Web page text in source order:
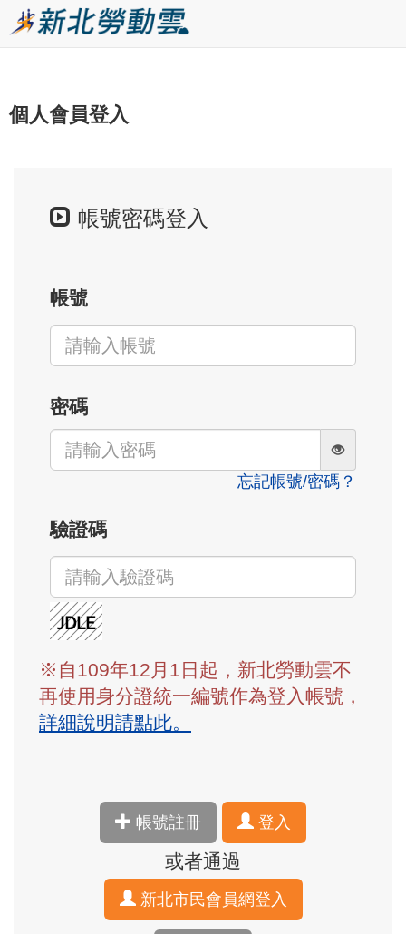
到
內個人會員登入
帳號密碼登入
帳號
密碼
忘記帳號/密碼？
驗證碼
※自109年12月1日起，新北勞動雲不
再使用身分證統一編號作為登入帳號，
詳細說明請點此。
帳號註冊 登入
或者通過
新北市民會員網登入